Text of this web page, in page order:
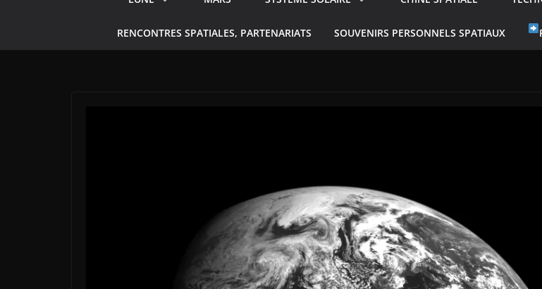
RENCONTRES SPATIALES, PARTENARIATS SOUVENIRS PERSONNELS SPATIAUX